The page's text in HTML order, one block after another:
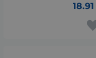
18.91